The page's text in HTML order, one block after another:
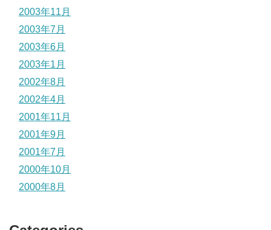
2003年11月
2003年7月
2003年6月
2003年1月
2002年8月
2002年4月
2001年11月
2001年9月
2001年7月
2000年10月
2000年8月